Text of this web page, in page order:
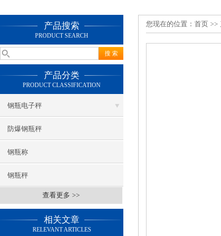
产品搜索
PRODUCT SEARCH
产品分类
PRODUCT CLASSIFICATION
钢瓶电子秤
防爆钢瓶秤
钢瓶称
钢瓶秤
查看更多 >>
相关文章
RELEVANT ARTICLES
您现在的位置： 首页 >>